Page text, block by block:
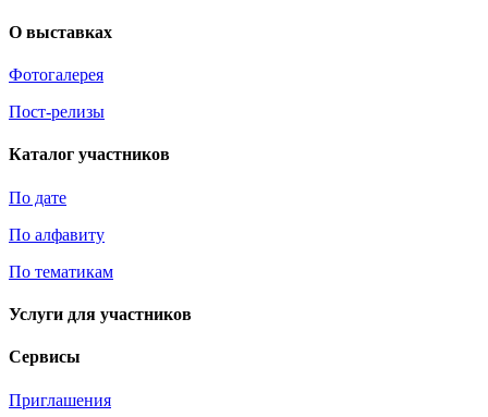
О выставках
Фотогалерея
Пост-релизы
Каталог участников
По дате
По алфавиту
По тематикам
Услуги для участников
Сервисы
Приглашения